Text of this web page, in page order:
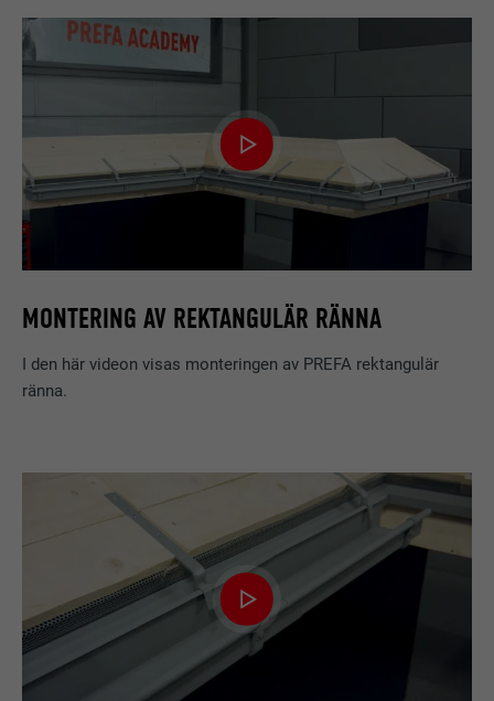
MONTERING AV REKTANGULÄR RÄNNA
I den här videon visas monteringen av PREFA rektangulär
ränna.